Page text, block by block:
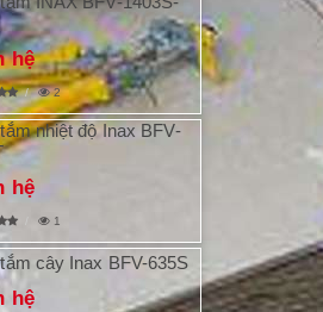
hệ
2
nhiệt độ Inax BFV-
hệ
1
cây Inax BFV-635S
hệ